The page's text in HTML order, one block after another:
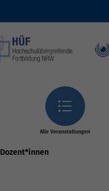
Alle Veranstaltungen
Dozent*innen